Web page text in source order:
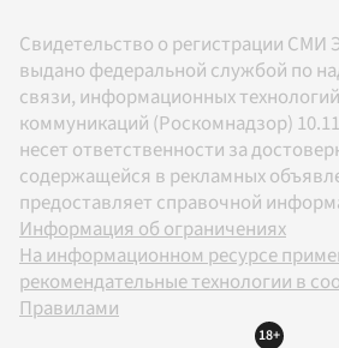
Свидетельство о регистрации СМИ
выдано федеральной службой по
связи, информационных
коммуникаций (Роскомнадзор)
несет ответственности за
содержащейся в рекламных
предоставляет справочной
Информация об ограничениях
На информационном ресурсе
рекомендательные технологии в
Правилами
18+